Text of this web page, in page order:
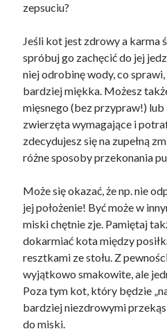
Categories
Advertising & Marketing
Arts & Entertainment
Business Products & Services
Clothing & Fashion
Employment
Financial
Foods & Culinary
Games
Health & Fitness
Health Care & Medical
Home Products & Services
Internet Services
News
Personal Product & Services
Pets & Animals
zepsuciu?
Jeśli kot jest zdrowy a karma
spróbuj go zachęcić do jej
niej odrobinę wody, co sprawi,
bardziej miękka. Możesz
mięsnego (bez przypraw!)
zwierzęta wymagające i
zdecydujesz się na zupełną
różne sposoby przekonania
Może się okazać, że np. nie
jej położenie! Być może w
miski chętnie zje. Pamiętaj
dokarmiać kota między
resztkami ze stołu. Z
wyjątkowo smakowite, ale
Poza tym kot, który będzie
bardziej niezdrowymi
do miski.